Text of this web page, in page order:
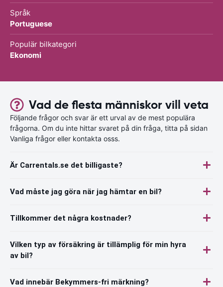
Språk
Portuguese
Populär bilkategori
Ekonomi
Vad de flesta människor vill veta
Följande frågor och svar är ett urval av de mest populära
frågorna. Om du inte hittar svaret på din fråga, titta på sidan
Vanliga frågor eller kontakta osss.
Är Carrentals.se det billigaste?
Vad måste jag göra när jag hämtar en bil?
Tillkommer det några kostnader?
Vilken typ av försäkring är tillämplig för min hyra
av bil?
Vad innebär Bekymmers-fri märkning?